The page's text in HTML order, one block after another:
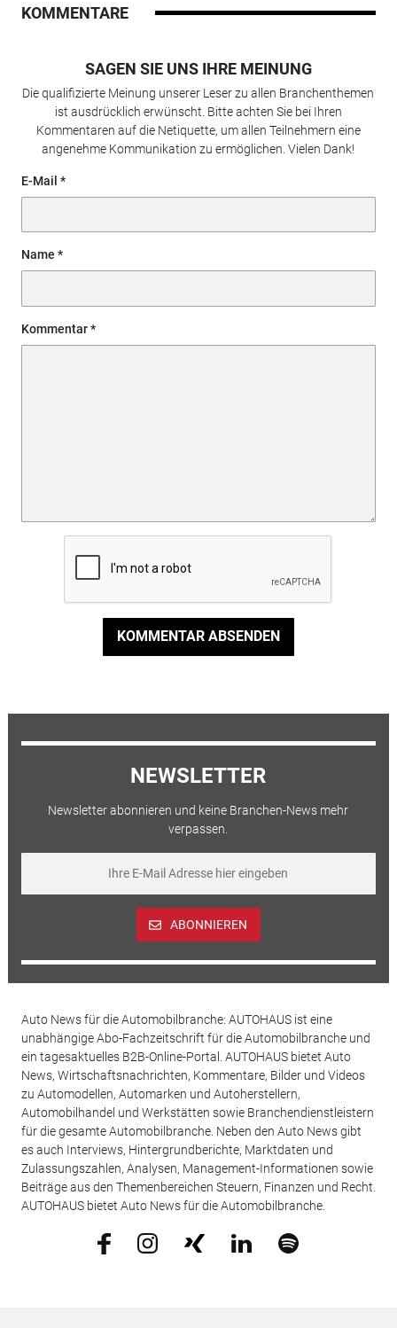
KOMMENTARE
SAGEN SIE UNS IHRE MEINUNG
Die qualifizierte Meinung unserer Leser zu allen Branchenthemen
ist ausdrücklich erwünscht. Bitte achten Sie bei Ihren
Kommentaren auf die Netiquette, um allen Teilnehmern eine
angenehme Kommunikation zu ermöglichen. Vielen Dank!
E-Mail
Name
Kommentar
KOMMENTAR ABSENDEN
NEWSLETTER
Newsletter abonnieren und keine Branchen-News mehr
verpassen.
ABONNIEREN
Auto News für die Automobilbranche: AUTOHAUS ist eine
unabhängige Abo-Fachzeitschrift für die Automobilbranche und
ein tagesaktuelles B2B-Online-Portal. AUTOHAUS bietet Auto
News, Wirtschaftsnachrichten, Kommentare, Bilder und Videos
zu Automodellen, Automarken und Autoherstellern,
Automobilhandel und Werkstätten sowie Branchendienstleistern
für die gesamte Automobilbranche. Neben den Auto News gibt
es auch Interviews, Hintergrundberichte, Marktdaten und
Zulassungszahlen, Analysen, Management-Informationen sowie
Beiträge aus den Themenbereichen Steuern, Finanzen und Recht.
AUTOHAUS bietet Auto News für die Automobilbranche.